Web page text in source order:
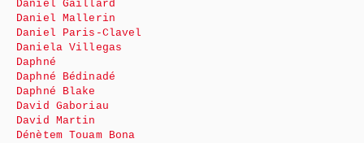
Daniel Gaillard
Daniel Mallerin
Daniel Paris-Clavel
Daniela Villegas
Daphné
Daphné Bédinadé
Daphné Blake
David Gaboriau
David Martin
Dénètem Touam Bona